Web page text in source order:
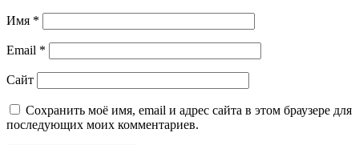
Имя *
Email *
Сайт
Сохранить моё имя, email и адрес сайта в этом браузере для
последующих моих комментариев.